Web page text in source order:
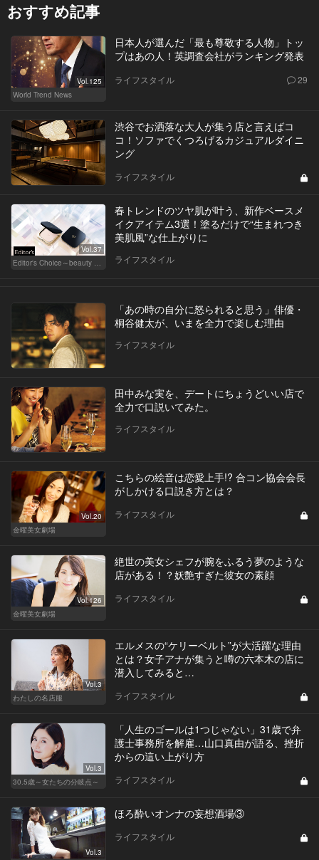
おすすめ記事
Vol.125
World Trend News
日本人が選んだ「最も尊敬する人物」トッ
プはあの人！英調査会社がランキング発表
ライフスタイル 29
渋谷でお洒落な大人が集う店と言えばコ
コ！ソファでくつろげるカジュアルダイニ
ング
ライフスタイル
Vol.37
Editor's Choice～beauty & wellness～
春トレンドのツヤ肌が叶う、新作ベースメ
イクアイテム3選！塗るだけで“生まれつき
美肌風”な仕上がりに
ライフスタイル
「あの時の自分に怒られると思う」俳優・
桐谷健太が、いまを全力で楽しむ理由
ライフスタイル
田中みな実を、デートにちょうどいい店で
全力で口説いてみた。
ライフスタイル
Vol.20
金曜美女劇場
こちらの絵音は恋愛上手!? 合コン協会会長
がしかける口説き方とは？
ライフスタイル
Vol.126
金曜美女劇場
絶世の美女シェフが腕をふるう夢のような
店がある！？妖艶すぎた彼女の素顔
ライフスタイル
Vol.3
わたしの名店服
エルメスの“ケリーベルト”が大活躍な理由
とは？女子アナが集うと噂の六本木の店に
潜入してみると…
ライフスタイル
Vol.3
30.5歳～女たちの分岐点～
「人生のゴールは1つじゃない」31歳で弁
護士事務所を解雇…山口真由が語る、挫折
からの這い上がり方
ライフスタイル
Vol.3
ほろ酔いオンナの妄想酒場③
ライフスタイル